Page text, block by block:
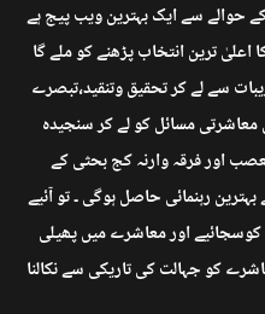
حوالے سے ایک بہترین ویب پیج ہے
ترین انتخاب پڑھنے کو ملے گا
سے لے کر تحقیق وتنقید،تبصرے
معاشرتی مسائل کو لے کر سنجیدہ
اور فرقہ وارنہ کج بحثی کے
رہنمائی حاصل ہوگی ۔ تو آئیے
کوسجائیے اور معاشرے میں پھیلی
کو جہالت کی تاریکی سے نکالنا